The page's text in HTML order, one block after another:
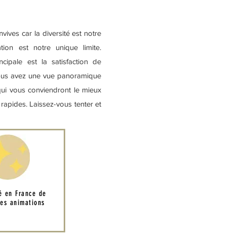
car la diversité est notre
est notre unique limite.
est la satisfaction de
avez une vue panoramique
vous conviendront le mieux
Laissez-vous tenter et
en France de
animations